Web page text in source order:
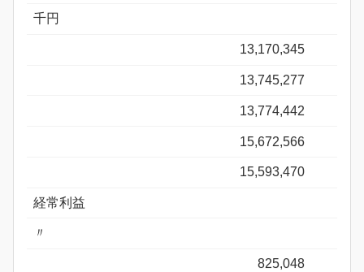
千円
13,170,345
13,745,277
13,774,442
15,672,566
15,593,470
経常利益
〃
825,048